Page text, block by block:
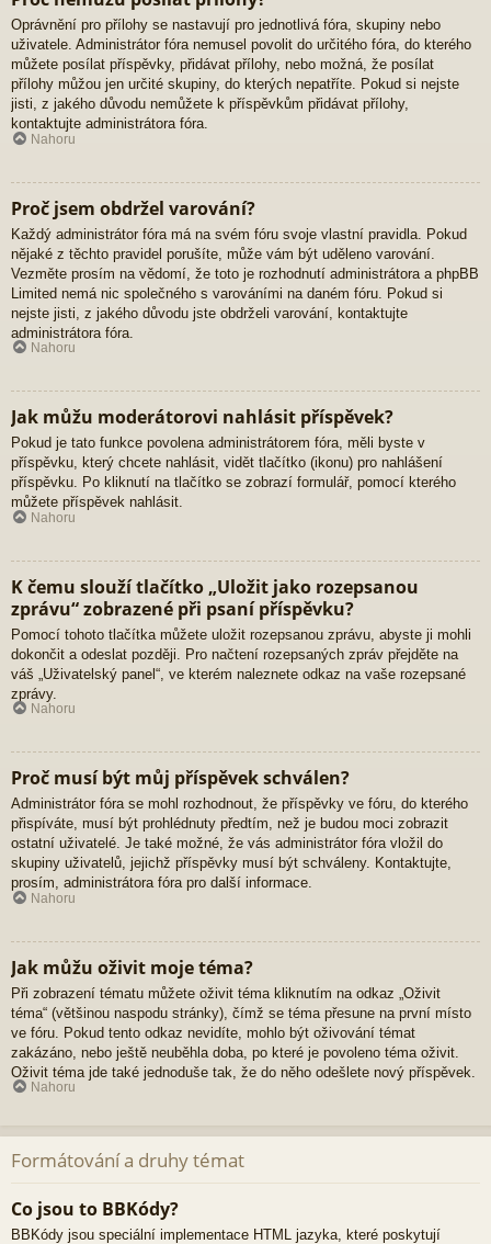
Oprávnění pro přílohy se nastavují pro jednotlivá fóra, skupiny nebo
uživatele. Administrátor fóra nemusel povolit do určitého fóra, do kterého
můžete posílat příspěvky, přidávat přílohy, nebo možná, že posílat
přílohy můžou jen určité skupiny, do kterých nepatříte. Pokud si nejste
jisti, z jakého důvodu nemůžete k příspěvkům přidávat přílohy,
kontaktujte administrátora fóra.
Nahoru
Proč jsem obdržel varování?
Každý administrátor fóra má na svém fóru svoje vlastní pravidla. Pokud
nějaké z těchto pravidel porušíte, může vám být uděleno varování.
Vezměte prosím na vědomí, že toto je rozhodnutí administrátora a phpBB
Limited nemá nic společného s varováními na daném fóru. Pokud si
nejste jisti, z jakého důvodu jste obdrželi varování, kontaktujte
administrátora fóra.
Nahoru
Jak můžu moderátorovi nahlásit příspěvek?
Pokud je tato funkce povolena administrátorem fóra, měli byste v
příspěvku, který chcete nahlásit, vidět tlačítko (ikonu) pro nahlášení
příspěvku. Po kliknutí na tlačítko se zobrazí formulář, pomocí kterého
můžete příspěvek nahlásit.
Nahoru
K čemu slouží tlačítko „Uložit jako rozepsanou
zprávu“ zobrazené při psaní příspěvku?
Pomocí tohoto tlačítka můžete uložit rozepsanou zprávu, abyste ji mohli
dokončit a odeslat později. Pro načtení rozepsaných zpráv přejděte na
váš „Uživatelský panel“, ve kterém naleznete odkaz na vaše rozepsané
zprávy.
Nahoru
Proč musí být můj příspěvek schválen?
Administrátor fóra se mohl rozhodnout, že příspěvky ve fóru, do kterého
přispíváte, musí být prohlédnuty předtím, než je budou moci zobrazit
ostatní uživatelé. Je také možné, že vás administrátor fóra vložil do
skupiny uživatelů, jejichž příspěvky musí být schváleny. Kontaktujte,
prosím, administrátora fóra pro další informace.
Nahoru
Jak můžu oživit moje téma?
Při zobrazení tématu můžete oživit téma kliknutím na odkaz „Oživit
téma“ (většinou naspodu stránky), čímž se téma přesune na první místo
ve fóru. Pokud tento odkaz nevidíte, mohlo být oživování témat
zakázáno, nebo ještě neuběhla doba, po které je povoleno téma oživit.
Oživit téma jde také jednoduše tak, že do něho odešlete nový příspěvek.
Nahoru
Formátování a druhy témat
Co jsou to BBKódy?
BBKódy jsou speciální implementace HTML jazyka, které poskytují